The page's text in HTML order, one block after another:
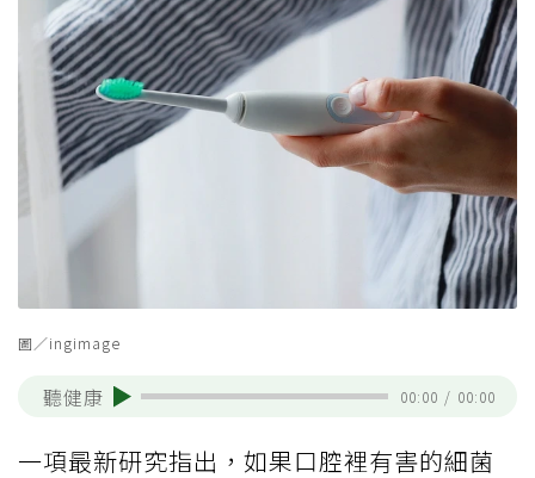
圖／ingimage
聽健康 00:00 / 00:00
一項最新研究指出，如果口腔裡有害的細菌